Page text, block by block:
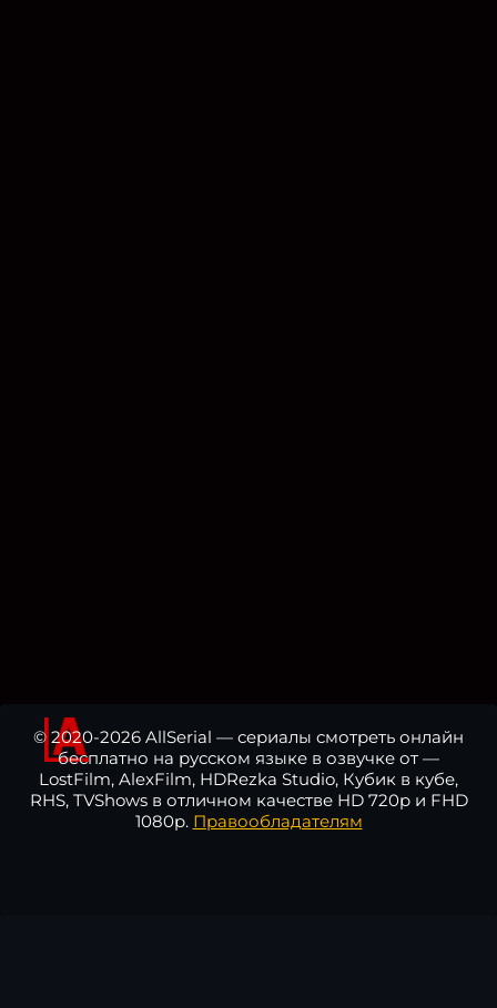
© 2020-2026 AllSerial — сериалы смотреть онлайн
бесплатно на русском языке в озвучке от —
LostFilm, AlexFilm, HDRezka Studio, Кубик в кубе,
RHS, TVShows в отличном качестве HD 720p и FHD
1080p. Правообладателям